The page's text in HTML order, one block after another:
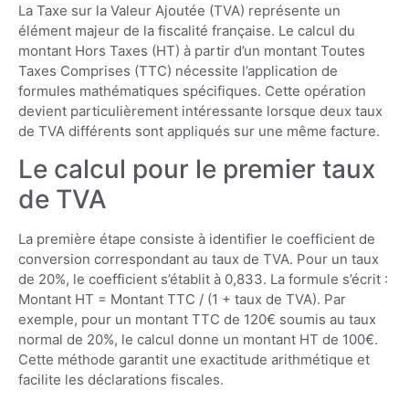
La Taxe sur la Valeur Ajoutée (TVA) représente un
élément majeur de la fiscalité française. Le calcul du
montant Hors Taxes (HT) à partir d’un montant Toutes
Taxes Comprises (TTC) nécessite l’application de
formules mathématiques spécifiques. Cette opération
devient particulièrement intéressante lorsque deux taux
de TVA différents sont appliqués sur une même facture.
Le calcul pour le premier taux
de TVA
La première étape consiste à identifier le coefficient de
conversion correspondant au taux de TVA. Pour un taux
de 20%, le coefficient s’établit à 0,833. La formule s’écrit :
Montant HT = Montant TTC / (1 + taux de TVA). Par
exemple, pour un montant TTC de 120€ soumis au taux
normal de 20%, le calcul donne un montant HT de 100€.
Cette méthode garantit une exactitude arithmétique et
facilite les déclarations fiscales.